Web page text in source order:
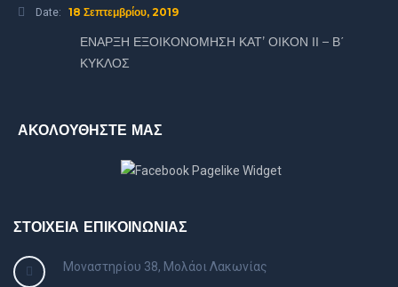
Date: 18 Σεπτεμβρίου, 2019
ΕΝΑΡΞΗ ΕΞΟΙΚΟΝΟΜΗΣΗ ΚΑΤ’ ΟΙΚΟΝ ΙΙ – Β΄
ΚΥΚΛΟΣ
ΑΚΟΛΟΥΘΗΣΤΕ ΜΑΣ
ΣΤΟΙΧΕΙΑ ΕΠΙΚΟΙΝΩΝΙΑΣ
Μοναστηρίου 38, Μολάοι Λακωνίας